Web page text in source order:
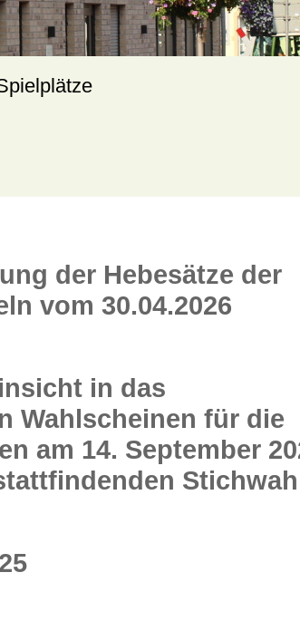
der Hebesätze der
vom 30.04.2026
in das
Wahlscheinen für die
am 14. September